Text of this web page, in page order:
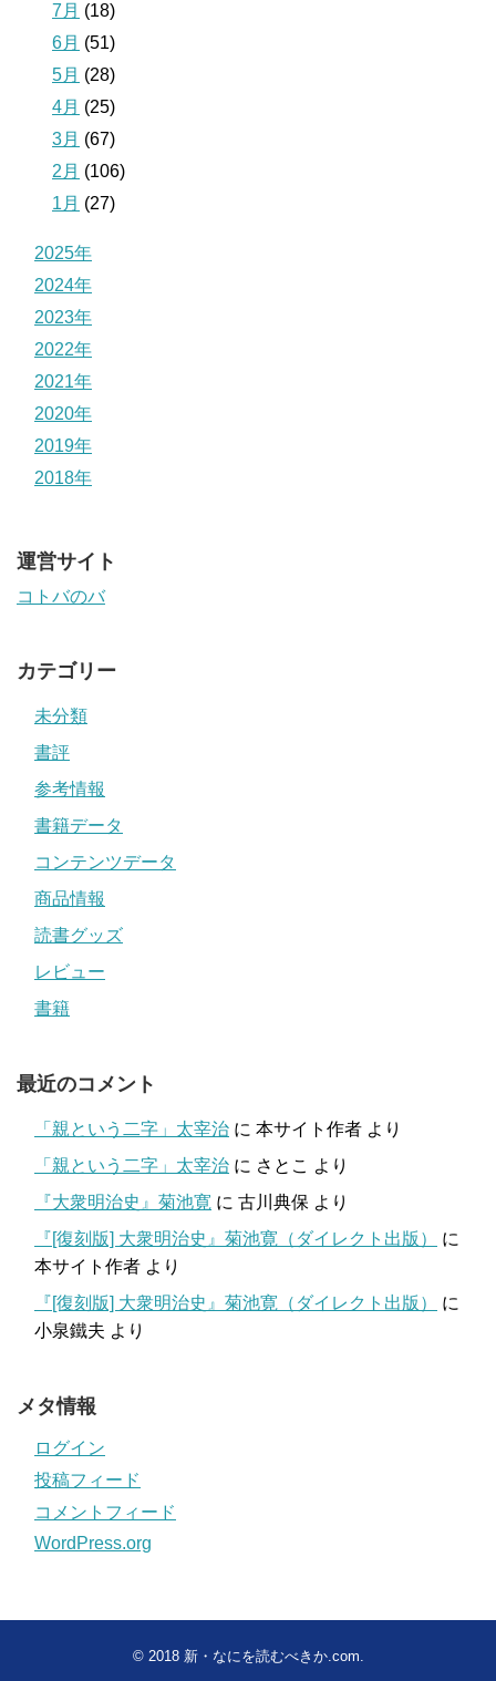
7月 (18)
6月 (51)
5月 (28)
4月 (25)
3月 (67)
2月 (106)
1月 (27)
2025年
2024年
2023年
2022年
2021年
2020年
2019年
2018年
運営サイト
コトバのバ
カテゴリー
未分類
書評
参考情報
書籍データ
コンテンツデータ
商品情報
読書グッズ
レビュー
書籍
最近のコメント
「親という二字」太宰治 に 本サイト作者 より
「親という二字」太宰治 に さとこ より
『大衆明治史』菊池寛 に 古川典保 より
『[復刻版] 大衆明治史』菊池寛（ダイレクト出版）
に
本サイト作者 より
『[復刻版] 大衆明治史』菊池寛（ダイレクト出版）
に
小泉鐵夫 より
メタ情報
ログイン
投稿フィード
コメントフィード
WordPress.org
© 2018 新・なにを読むべきか.com